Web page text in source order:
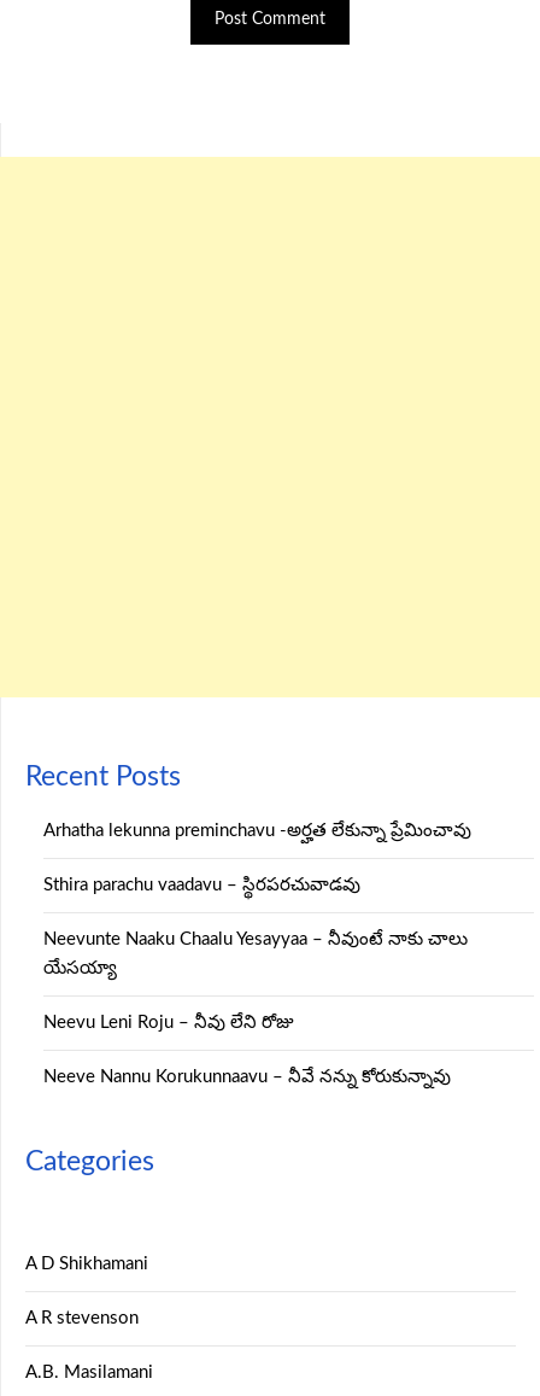
Recent Posts
Arhatha lekunna preminchavu -అర్హత లేకున్నా ప్రేమించావు
Sthira parachu vaadavu – స్థిరపరచువాడవు
Neevunte Naaku Chaalu Yesayyaa – నీవుంటే నాకు చాలు
యేసయ్యా
Neevu Leni Roju – నీవు లేని రోజు
Neeve Nannu Korukunnaavu – నీవే నన్ను కోరుకున్నావు
Categories
A D Shikhamani
A R stevenson
A.B. Masilamani